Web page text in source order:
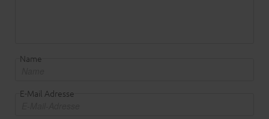
Name
E-Mail Adresse